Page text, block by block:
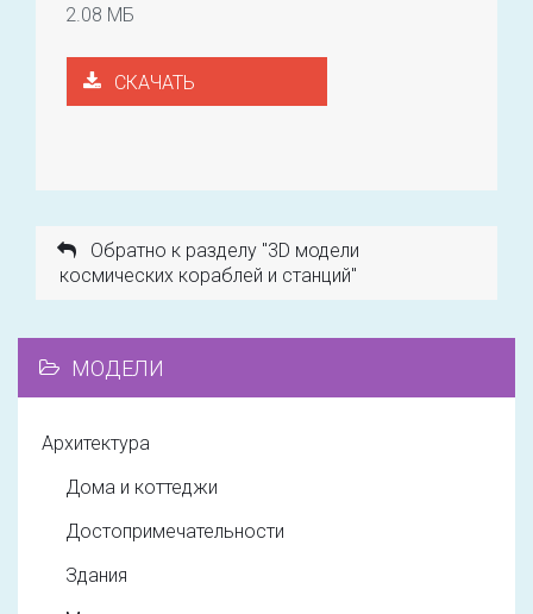
2.08 МБ
СКАЧАТЬ
Обратно к разделу "3D модели
космических кораблей и станций"
МОДЕЛИ
Архитектура
Дома и коттеджи
Достопримечательности
Здания